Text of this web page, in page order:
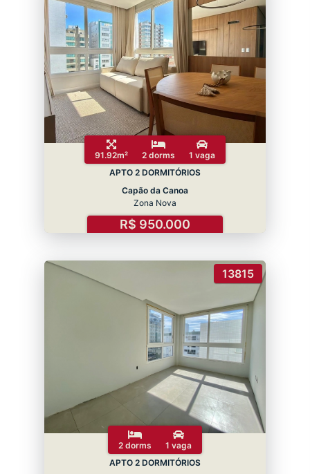
91.92m² 2 dorms
1 vaga
APTO 2 DORMITÓRIOS
Capão da Canoa
Zona Nova
R$ 950.000
13815
2 dorms
1 vaga
APTO 2 DORMITÓRIOS